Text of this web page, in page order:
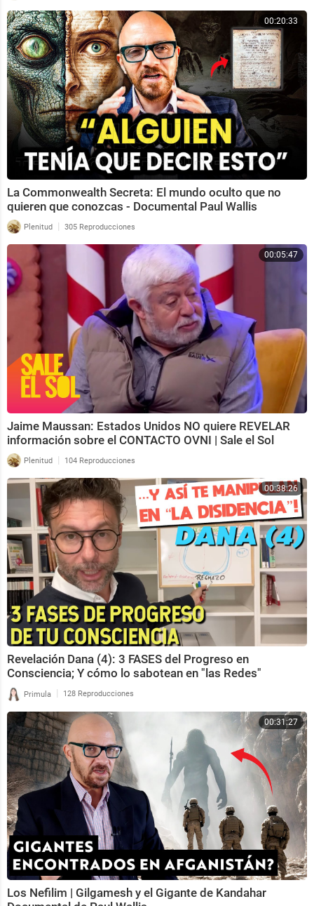
00:20:33
La Commonwealth Secreta: El mundo oculto que no
quieren que conozcas - Documental Paul Wallis
Plenitud | 305 Reproducciones
00:05:47
Jaime Maussan: Estados Unidos NO quiere REVELAR
información sobre el CONTACTO OVNI | Sale el Sol
Plenitud | 104 Reproducciones
00:38:26
Revelación Dana (4): 3 FASES del Progreso en
Consciencia; Y cómo lo sabotean en "las Redes"
Primula | 128 Reproducciones
00:31:27
Los Nefilim | Gilgamesh y el Gigante de Kandahar